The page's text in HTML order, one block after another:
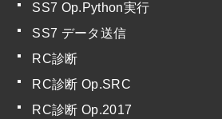
SS7 Op.Python実行
SS7 データ送信
RC診断
RC診断 Op.SRC
RC診断 Op.2017